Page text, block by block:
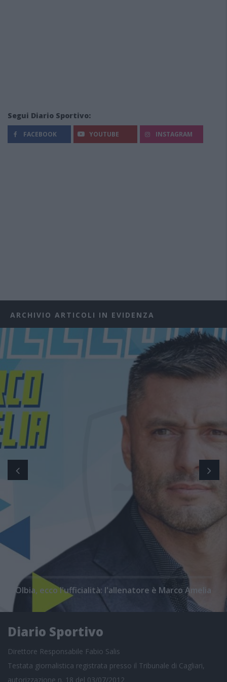
Segui Diario Sportivo:
FACEBOOK YOUTUBE INSTAGRAM
ARCHIVIO ARTICOLI IN EVIDENZA
Olbia, ecco l'ufficialità: l'allenatore è Marco Amelia
Diario Sportivo
Direttore Responsabile Fabio Salis
Testata giornalistica registrata presso il Tribunale di Cagliari,
autorizzazione n. 18 del 03/07/2012